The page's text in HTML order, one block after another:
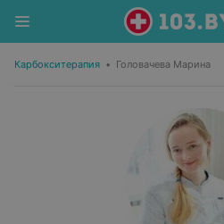
Карбокситерапия • Головачева Марина